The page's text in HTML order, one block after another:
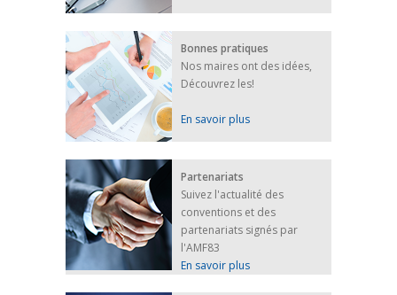
Bonnes pratiques
Nos maires ont des idées,
Découvrez les!
En savoir plus
Partenariats
Suivez l'actualité des
conventions et des
partenariats signés par
l'AMF83
En savoir plus